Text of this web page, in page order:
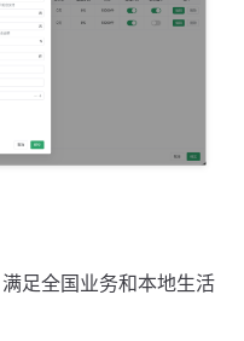
足全国业务和本地生活